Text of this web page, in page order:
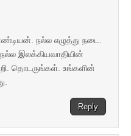
நல்ல எழுத்து நடை.
இலக்கியவாதியின்
தொடருங்கள். உங்களின்
Reply